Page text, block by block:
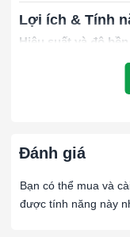
Lợi ích & Tính
Hiệu suất và độ
Phương tiện
Roll-O-Mat
khác.
Hàm lượng
để giữ bụi,
Cấu trúc mật độ
Đánh giá
Bạn có thể mua và
được tính năng này